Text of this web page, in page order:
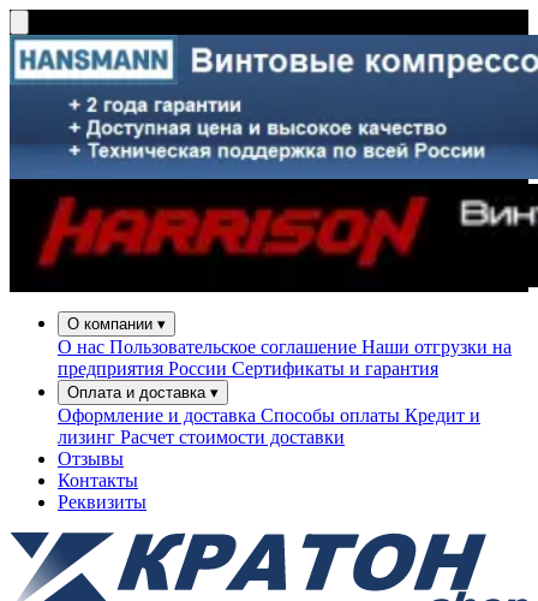
О компании ▾
О нас Пользовательское соглашение Наши отгрузки на
предприятия России Сертификаты и гарантия
Оплата и доставка ▾
Оформление и доставка Способы оплаты Кредит и
лизинг Расчет стоимости доставки
Отзывы
Контакты
Реквизиты